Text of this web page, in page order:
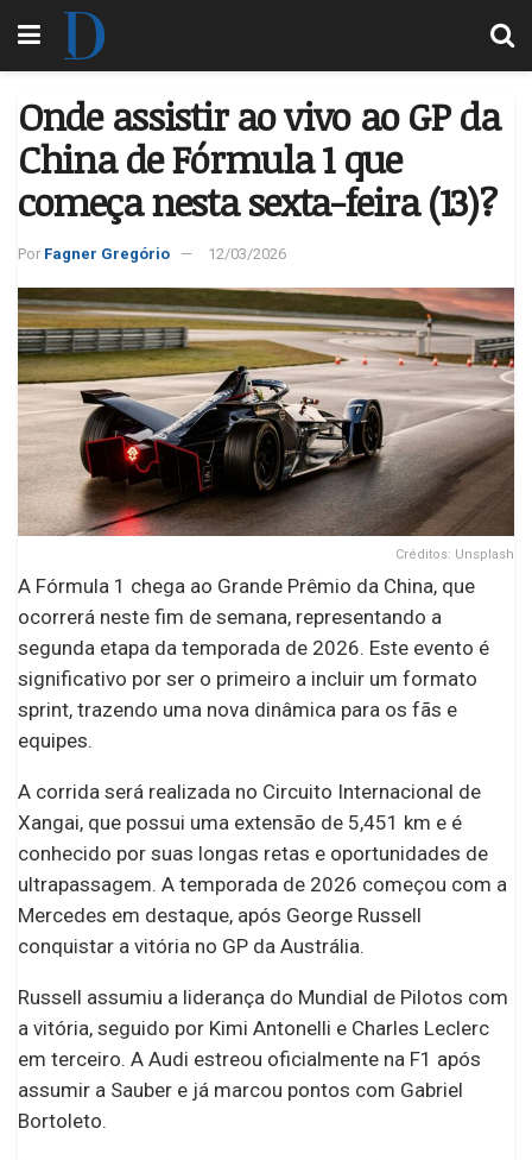
Onde assistir ao vivo ao GP da
China de Fórmula 1 que
começa nesta sexta-feira (13)?
Por Fagner Gregório 12/03/2026
Créditos: Unsplash
A Fórmula 1 chega ao Grande Prêmio da China, que
ocorrerá neste fim de semana, representando a
segunda etapa da temporada de 2026. Este evento é
significativo por ser o primeiro a incluir um formato
sprint, trazendo uma nova dinâmica para os fãs e
equipes.
A corrida será realizada no Circuito Internacional de
Xangai, que possui uma extensão de 5,451 km e é
conhecido por suas longas retas e oportunidades de
ultrapassagem. A temporada de 2026 começou com a
Mercedes em destaque, após George Russell
conquistar a vitória no GP da Austrália.
Russell assumiu a liderança do Mundial de Pilotos com
a vitória, seguido por Kimi Antonelli e Charles Leclerc
em terceiro. A Audi estreou oficialmente na F1 após
assumir a Sauber e já marcou pontos com Gabriel
Bortoleto.